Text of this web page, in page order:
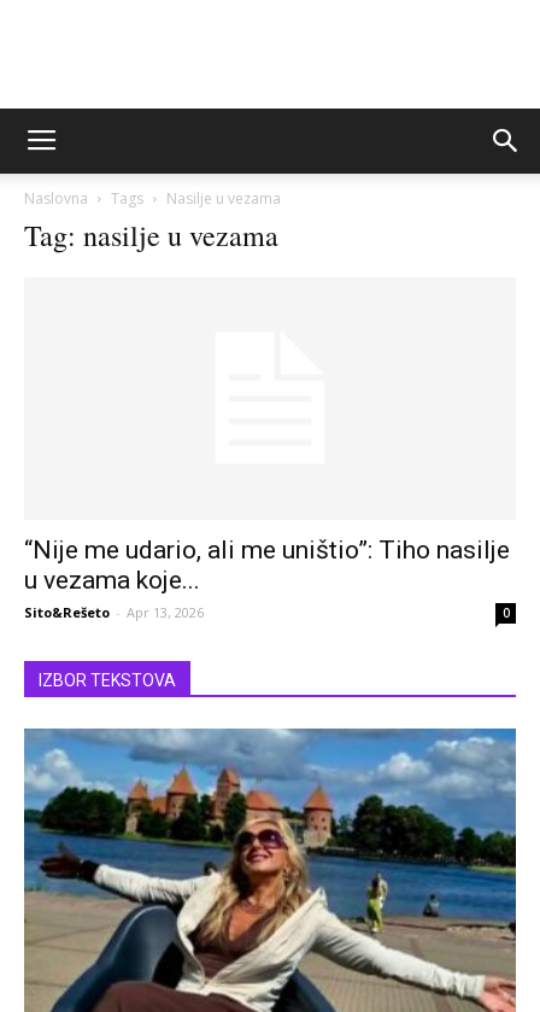
Sito&Rešeto
Naslovna Tags Nasilje u vezama
Tag: nasilje u vezama
“Nije me udario, ali me uništio”: Tiho nasilje
u vezama koje...
Sito&Rešeto - Apr 13, 2026 0
IZBOR TEKSTOVA